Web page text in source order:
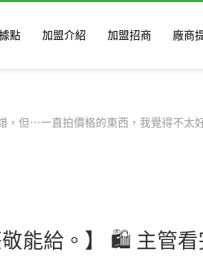
點 加盟介紹 加盟招商 廠商
，但⋯一直拍價格的東西，我覺得不太
能給。】 🛍️ 主管